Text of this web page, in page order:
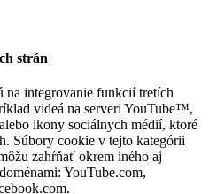
strán
na integrovanie funkcií tretích
videá na serveri YouTube™,
ikony sociálnych médií, ktoré
Súbory cookie v tejto kategórii
zahŕňať okrem iného aj
YouTube.com,